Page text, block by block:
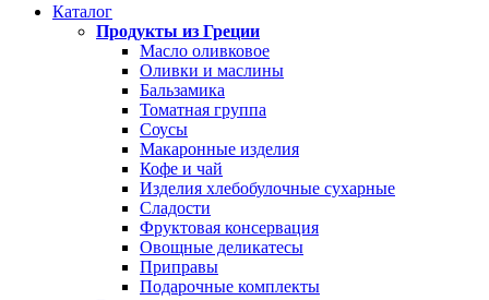
Каталог
Продукты из Греции
Масло оливковое
Оливки и маслины
Бальзамика
Томатная группа
Соусы
Макаронные изделия
Кофе и чай
Изделия хлебобулочные сухарные
Сладости
Фруктовая консервация
Овощные деликатесы
Приправы
Подарочные комплекты